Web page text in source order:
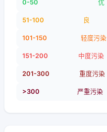
0-50 优
51-100 良
101-150 轻度污染
151-200 中度污染
201-300 重度污染
>300 严重污染